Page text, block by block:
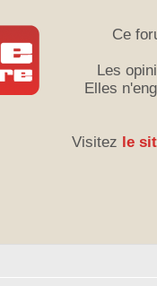
Ce
Les
Elles
Visitez le